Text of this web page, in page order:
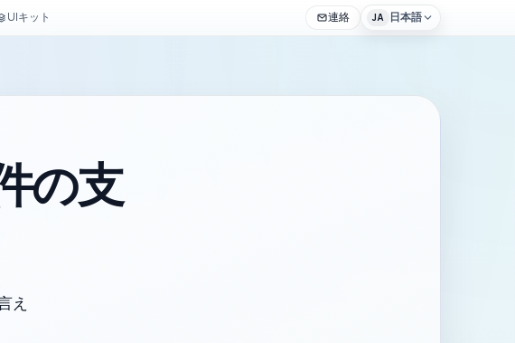
UIキット 連絡 JA 日本語
の支
え